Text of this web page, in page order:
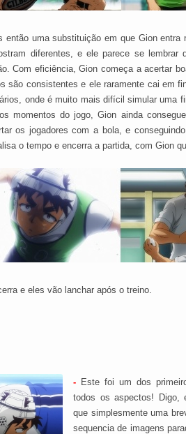
então uma substituição em que Gion
diferentes, e ele parece se lembrar
Com eficiência, Gion começa a acertar
são consistentes e ele raramente cai em
onde é muito mais difícil simular uma
momentos do jogo, Gion ainda
os jogadores com a bola, e
o tempo e encerra a partida, com Gion
e eles vão lanchar após o treino.
- Este foi um dos
todos os aspectos! Digo,
que simplesmente uma
sequencia de imagens